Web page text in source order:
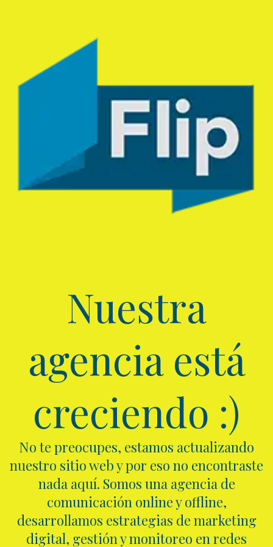
Nuestra
agencia está
creciendo :)
No te preocupes, estamos actualizando
nuestro sitio web y por eso no encontraste
nada aquí. Somos una agencia de
comunicación online y offline,
desarrollamos estrategias de marketing
digital, gestión y monitoreo en redes